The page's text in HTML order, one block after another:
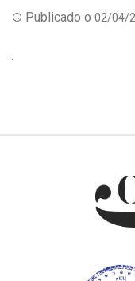
Publicado o 02/04/